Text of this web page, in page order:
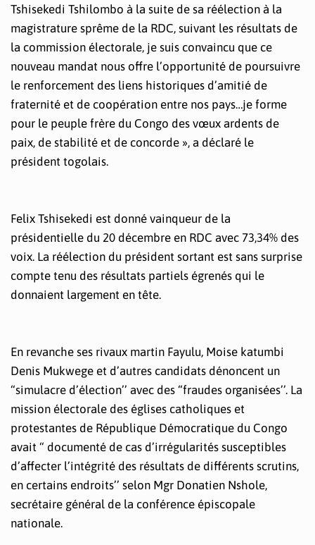
Tshisekedi Tshilombo à la suite de sa réélection à la
magistrature sprême de la RDC, suivant les résultats de
la commission électorale, je suis convaincu que ce
nouveau mandat nous offre l’opportunité de poursuivre
le renforcement des liens historiques d’amitié de
fraternité et de coopération entre nos pays…je forme
pour le peuple frère du Congo des vœux ardents de
paix, de stabilité et de concorde », a déclaré le
président togolais.
Felix Tshisekedi est donné vainqueur de la
présidentielle du 20 décembre en RDC avec 73,34% des
voix. La réélection du président sortant est sans surprise
compte tenu des résultats partiels égrenés qui le
donnaient largement en tête.
En revanche ses rivaux martin Fayulu, Moise katumbi
Denis Mukwege et d’autres candidats dénoncent un
“simulacre d’élection’’ avec des “fraudes organisées’’. La
mission électorale des églises catholiques et
protestantes de République Démocratique du Congo
avait “ documenté de cas d’irrégularités susceptibles
d’affecter l’intégrité des résultats de différents scrutins,
en certains endroits’’ selon Mgr Donatien Nshole,
secrétaire général de la conférence épiscopale
nationale.